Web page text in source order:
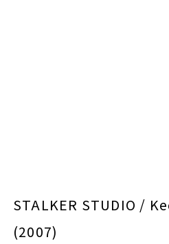
STALKER STUDIO /
(2007)